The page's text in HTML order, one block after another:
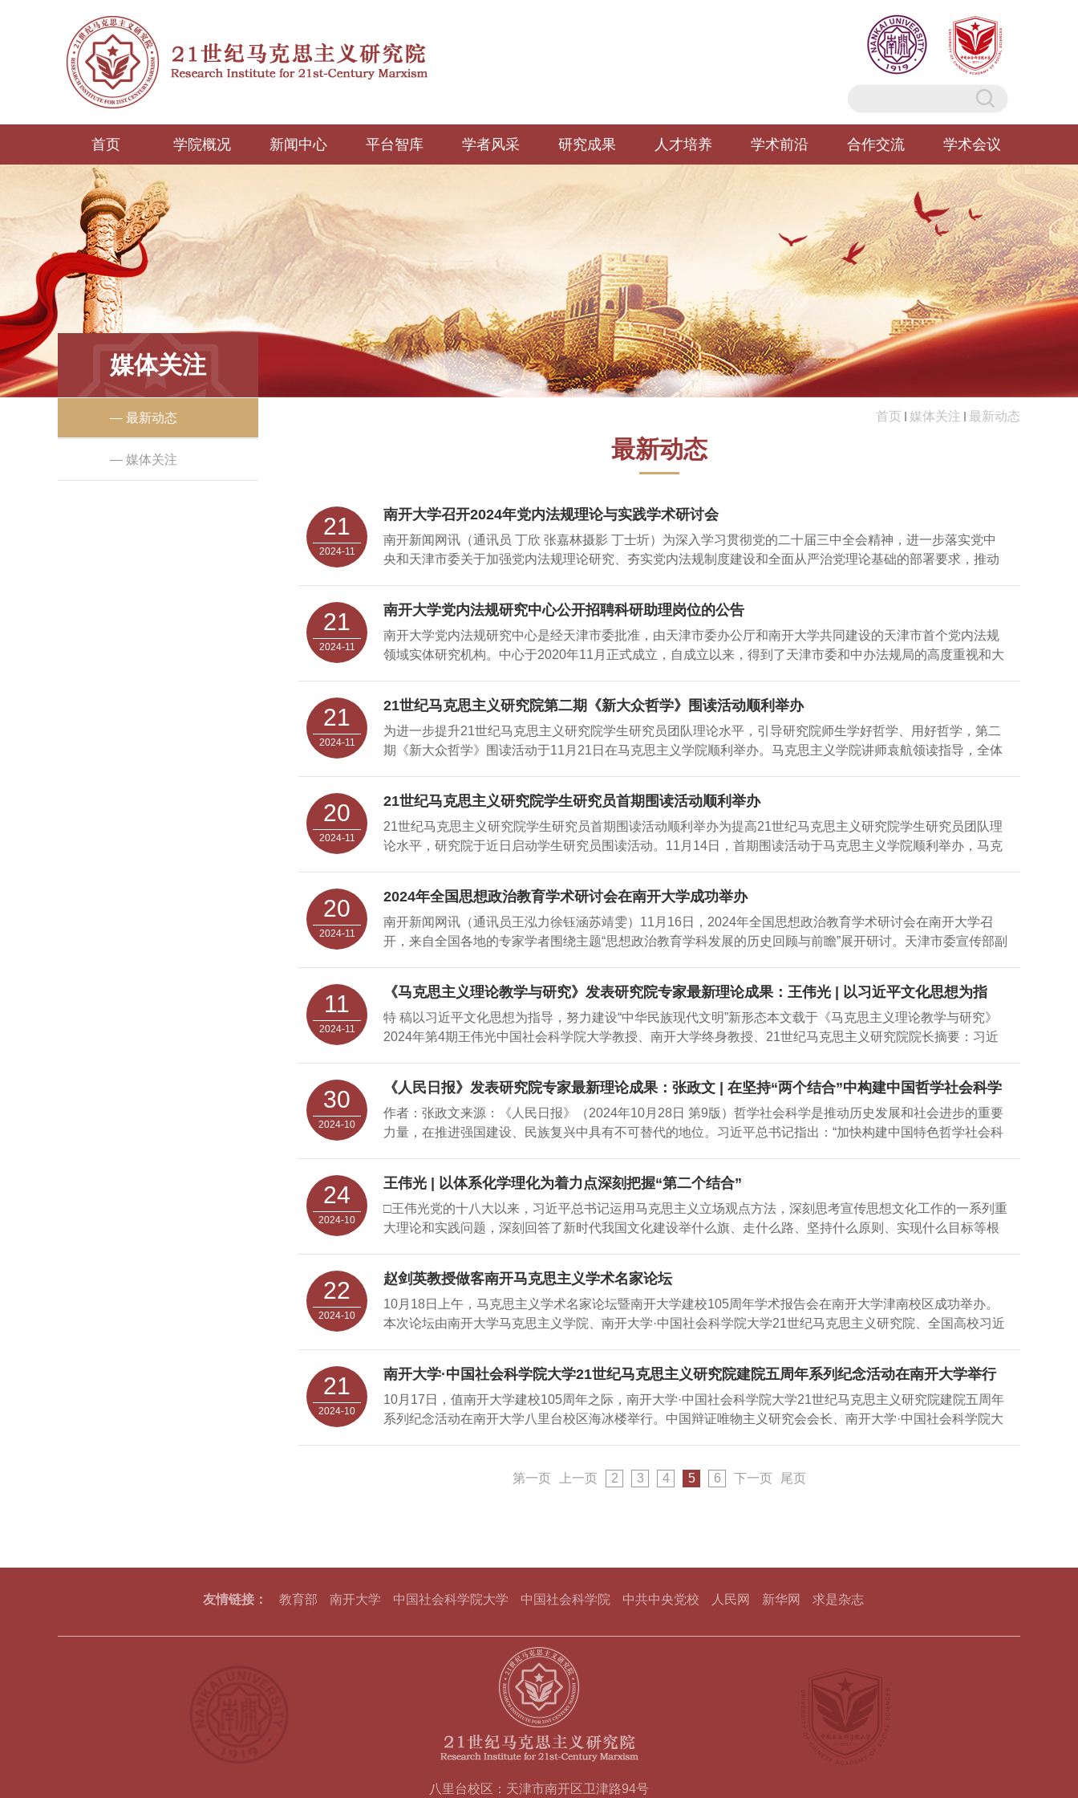
首页 学院概况 新闻中心 平台智库 学者风采 研究成果 人才培养 学术前沿 合作交流 学术会议
媒体关注
— 最新动态
— 媒体关注
首页 媒体关注 最新动态
最新动态
21
2024-11
南开大学召开2024年党内法规理论与实践学术研讨会
南开新闻网讯（通讯员 丁欣 张嘉林摄影 丁士圻）为深入学习贯彻党的二十届三中全会精神，进一步落实党中
央和天津市委关于加强党内法规理论研究、夯实党内法规制度建设和全面从严治党理论基础的部署要求，推动
新生，天津社会科学院党组书记、院长钟会兵，天津外国语大学党委副书记胡志刚，天津市委办公厅政策法规
处处长刘宗龙，以及天津市部分高校马克思主义学院、法学院负责人、党史党建专家学者、2024年党内法规研
究中心立项重点课题负责人及课题组代表参会。会议由南开大学党内法规研究中心副主任纪亚光主持。牛文利
革，通过法规制度的完善来推进党的建设新的伟大工程，深入探讨党内法规在推进中国式现代化过程中的作用
和价值；要进一步深化党内法
21
2024-11
南开大学党内法规研究中心公开招聘科研助理岗位的公告
南开大学党内法规研究中心是经天津市委批准，由天津市委办公厅和南开大学共同建设的天津市首个党内法规
领域实体研究机构。中心于2020年11月正式成立，自成立以来，得到了天津市委和中办法规局的高度重视和大
根本，致力于推动研究中心真正建设成为国内党内法规研究高地。中心现已形成由学术指导委员会及特聘研究
员等40余名专家组成的研究队伍。专家团队每年承担多项天津社会科学重点课题，通过理论研究支撑天津市党
内法规实践工作；中心每年编印内部刊物《南开大学党内法规研究动态》，为党内法规研究提供重要学术参
及应聘工作安排公告如下。一、招聘岗位及职责（一）招聘岗位：科研助理岗位（劳务派遣制）（二）招聘人
数：1人（三）岗位职责1.文案撰
21
2024-11
21世纪马克思主义研究院第二期《新大众哲学》围读活动顺利举办
为进一步提升21世纪马克思主义研究院学生研究员团队理论水平，引导研究院师生学好哲学、用好哲学，第二
期《新大众哲学》围读活动于11月21日在马克思主义学院顺利举办。马克思主义学院讲师袁航领读指导，全体
出，把抽象的观点以通俗的表达讲清楚，在宏大的马克思主义理论体系中抓重点是一件极为复杂的工作，《新
大众哲学》一书做到了学术性与说理性并重，该书针对重大现实，以问题为中心，密切关注时代变化和形势发
展，注重吸收人类思想新成果，进行哲学提升、理论创新。学生研究员郑香燕向与会同学汇报了自己的学习体
热点话题展开讨论，袁航针对同学们的疑问一一作详细回应，读书会在愉悦而庄重的学术氛围中结束。《新大
众哲学》真正意
20
2024-11
21世纪马克思主义研究院学生研究员首期围读活动顺利举办
21世纪马克思主义研究院学生研究员首期围读活动顺利举办为提高21世纪马克思主义研究院学生研究员团队理
论水平，研究院于近日启动学生研究员围读活动。11月14日，首期围读活动于马克思主义学院顺利举办，马克
么是中国化、时代化、大众化的马克思主义哲学”三个方面出发解析了“总论篇”的内容，强调同学们要重点理解
《新大众哲学》一书对新形势下推动马克思主义哲学大众化作出的开创性探索的重要意义。会上，马红英、张
嘉林、纪洪伟、刁雯、潘子檬等学生研究员纷纷发言，汇报了自己对阅读内容的学习心得。同学们分享了自身
挥研究院和马院专家资源优势，为学生研究员团队搭建理论学习平台。第一阶段围读活动选取王伟光教授主编
《新大众哲学》，该书
20
2024-11
2024年全国思想政治教育学术研讨会在南开大学成功举办
南开新闻网讯（通讯员王泓力徐钰涵苏靖雯）11月16日，2024年全国思想政治教育学术研讨会在南开大学召
开，来自全国各地的专家学者围绕主题“思想政治教育学科发展的历史回顾与前瞻”展开研讨。天津市委宣传部副
主义学院党委负责人主持。 本次论坛由南开大学、中国社会科学院马克思主义研究院主办，南开大学马克
思主义学院、中国社会科学院马克思主义研究院马克思主义中国化研究部、中国社会科学院马克思主义理论创
新智库承办，《马克思主义研究》编辑部、《思想理论教育导刊》编辑部、《教学与研究》编辑部、《马克思
校，南开大学在思想政治教育人才培养、学科发展和专业建设方面取得了丰硕成果。南开大学要以思政课建设
促进思想政治教育专业建设和学科
11
2024-11
《马克思主义理论教学与研究》发表研究院专家最新理论成果：王伟光 | 以习近平文化思想为指
导，努力建设“中华民族现代文明”新形态
特 稿以习近平文化思想为指导，努力建设“中华民族现代文明”新形态本文载于《马克思主义理论教学与研究》
2024年第4期王伟光中国社会科学院大学教授、南开大学终身教授、21世纪马克思主义研究院院长摘要：习近
典作家关于“建设中华民族现代文明”的重要论述。基于唯物史观和马克思主义文明观，可以判定中华民族现代文
明不是什么别的文明，而是中国特色社会主义的“人类文明新形态”。建设中华民族现代文明要始终坚持社会主义
方向；坚持以人民为中心；坚持建设社会主义先进文化，建设具有强大凝聚力和引领力的社会主义意识形态；
的中华民族现代文明。关键词：习近平文化思想；唯物史观；中华民族现代文明；中国式现代化2022年10月28
日，习近平
30
2024-10
《人民日报》发表研究院专家最新理论成果：张政文 | 在坚持“两个结合”中构建中国哲学社会科学
自主知识体系
作者：张政文来源：《人民日报》（2024年10月28日 第9版）哲学社会科学是推动历史发展和社会进步的重要
力量，在推进强国建设、民族复兴中具有不可替代的地位。习近平总书记指出：“加快构建中国特色哲学社会科
秀传统文化相结合，为发展中国特色哲学社会科学提供了科学方法论指引，为构建中国哲学社会科学自主知识
体系开辟了根本途径。深刻把握构建中国哲学社会科学自主知识体系的根本途径作为人们认识世界、改造世界
的重要工具，哲学社会科学具有鲜明的实践性、历史性特征。坚持“两个结合”体现了对中国特色哲学社会科学发
这些体系的那个时期的需要而形成起来的。”坚持同中国具体实际相结合，鲜明标注了构建中国哲学社会科学自
主知识体系的逻
24
2024-10
王伟光 | 以体系化学理化为着力点深刻把握“第二个结合”
□王伟光党的十八大以来，习近平总书记运用马克思主义立场观点方法，深刻思考宣传思想文化工作的一系列重
大理论和实践问题，深刻回答了新时代我国文化建设举什么旗、走什么路、坚持什么原则、实现什么目标等根
识，丰富和发展了马克思主义文化理论，为新时代中国特色社会主义文化建设指明了前进方向、确立了基本原
则、提供了科学方法，构成系统完整、逻辑严密的科学理论体系。深学细悟习近平文化思想，一个重要方面在
于以体系化学理化为着力点深刻把握“第二个结合”，通过科学把握守正与创新、魂脉和根脉、“体”与“用”的关
同中华优秀传统文化相结合是必由之路。”习近平文化思想把坚持和发展中国特色社会主义文化这一重大课题置
于马克思主义中国化时代化的历史
22
2024-10
赵剑英教授做客南开马克思主义学术名家论坛
10月18日上午，马克思主义学术名家论坛暨南开大学建校105周年学术报告会在南开大学津南校区成功举办。
本次论坛由南开大学马克思主义学院、南开大学·中国社会科学院大学21世纪马克思主义研究院、全国高校习近
剑英教授以“中华文化主体性的历史发展逻辑”为题，从中华文化主体性的历史形态、近代中华文化主体性遭遇的
危机与重构、在探索和发展中不断增强中华文化主体性和习近平新时代中国特色社会主义思想巩固了中华文化
主体性四个方面入手进行了深入剖析。赵剑英教授指出，中华文化主体性体现为中华民族在生产生活实践基础
化主体性起源、形成与演变的过程。当代中国文化主体性则是中国共产党带领中国人民重新建立起来的，是在
21
2024-10
南开大学·中国社会科学院大学21世纪马克思主义研究院建院五周年系列纪念活动在南开大学举行
10月17日，值南开大学建校105周年之际，南开大学·中国社会科学院大学21世纪马克思主义研究院建院五周年
系列纪念活动在南开大学八里台校区海冰楼举行。中国辩证唯物主义研究会会长、南开大学·中国社会科学院大
大学党委原书记薛进文，天津市委宣传部副部长徐中，中国社会科学院大学党委书记崔唯航，中国社会科学出
主义的学科、学术和话语
第一页 上一页 2 3 4 5 6 下一页 尾页
友情链接： 教育部 南开大学 中国社会科学院大学 中国社会科学院 中共中央党校 人民网 新华网 求是杂志
八里台校区：天津市南开区卫津路94号